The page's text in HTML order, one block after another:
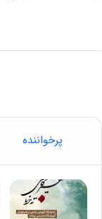
پرخواننده